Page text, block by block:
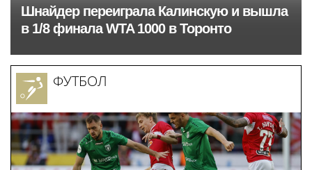
Шнайдер переиграла Калинскую и вышла
в 1/8 финала WTA 1000 в Торонто
ФУТБОЛ